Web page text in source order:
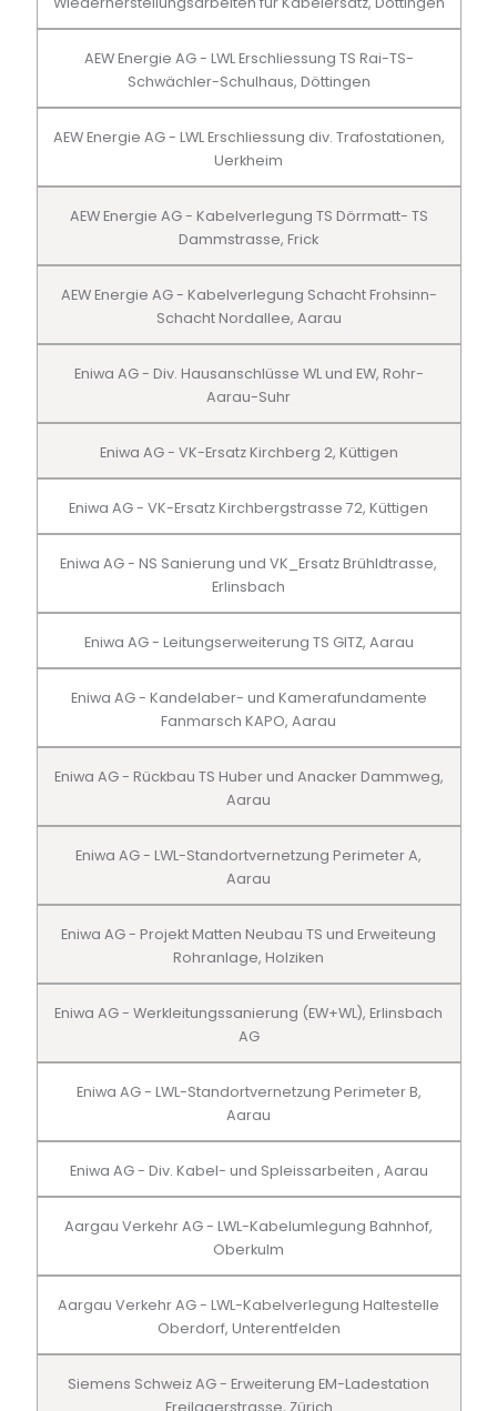
AEW Energie AG - LWL Erschliessung TS Rai-TS-
Schwächler-Schulhaus, Döttingen
AEW Energie AG - LWL Erschliessung div. Trafostationen,
Uerkheim
AEW Energie AG - Kabelverlegung TS Dörrmatt- TS
Dammstrasse, Frick
AEW Energie AG - Kabelverlegung Schacht Frohsinn-
Schacht Nordallee, Aarau
Eniwa AG - Div. Hausanschlüsse WL und EW, Rohr-
Aarau-Suhr
Eniwa AG - VK-Ersatz Kirchberg 2, Küttigen
Eniwa AG - VK-Ersatz Kirchbergstrasse 72, Küttigen
Eniwa AG - NS Sanierung und VK_Ersatz Brühldtrasse,
Erlinsbach
Eniwa AG - Leitungserweiterung TS GITZ, Aarau
Eniwa AG - Kandelaber- und Kamerafundamente
Fanmarsch KAPO, Aarau
Eniwa AG - Rückbau TS Huber und Anacker Dammweg,
Aarau
Eniwa AG - LWL-Standortvernetzung Perimeter A,
Aarau
Eniwa AG - Projekt Matten Neubau TS und Erweiteung
Rohranlage, Holziken
Eniwa AG - Werkleitungssanierung (EW+WL), Erlinsbach
AG
Eniwa AG - LWL-Standortvernetzung Perimeter B,
Aarau
Eniwa AG - Div. Kabel- und Spleissarbeiten , Aarau
Aargau Verkehr AG - LWL-Kabelumlegung Bahnhof,
Oberkulm
Aargau Verkehr AG - LWL-Kabelverlegung Haltestelle
Oberdorf, Unterentfelden
Siemens Schweiz AG - Erweiterung EM-Ladestation
Freilagerstrasse, Zürich